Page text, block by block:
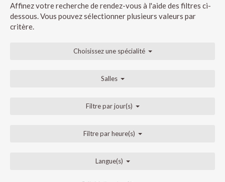
Affinez votre recherche de rendez-vous à l'aide des filtres ci-
dessous. Vous pouvez sélectionner plusieurs valeurs par
critère.
Choisissez une spécialité
Salles
Filtre par jour(s)
Filtre par heure(s)
Langue(s)